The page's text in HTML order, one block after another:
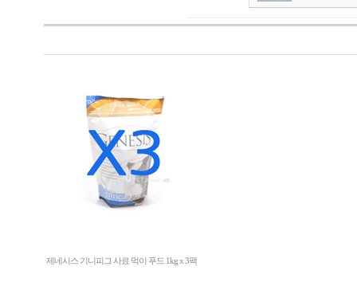
제네시스 기니피그 사료 먹이 푸드 1kg x 3팩